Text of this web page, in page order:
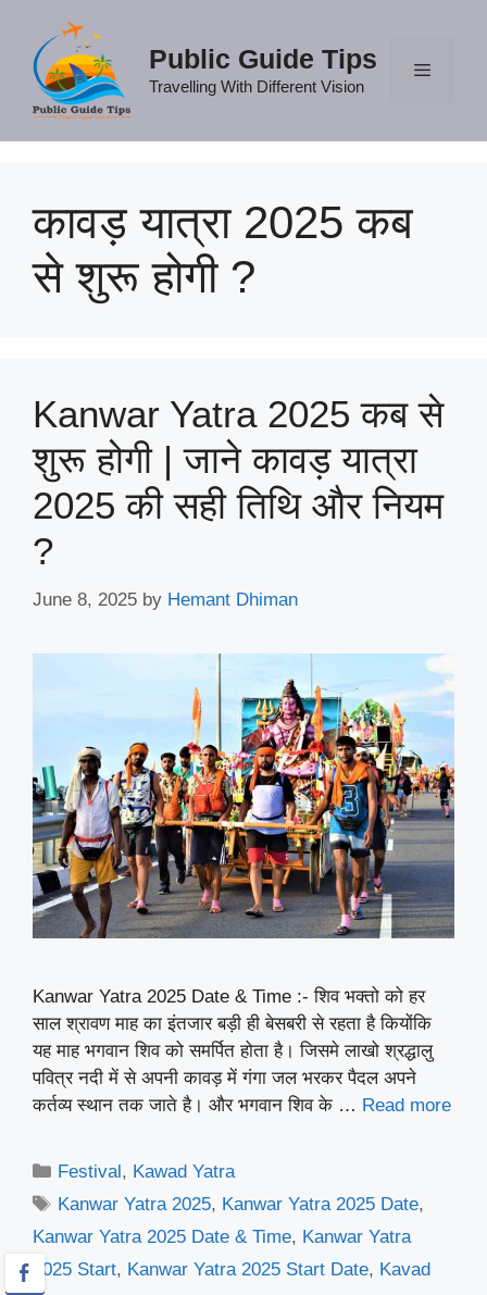
content
Public Guide Tips
Travelling With Different Vision
कावड़ यात्रा 2025 कब
से शुरू होगी ?
Kanwar Yatra 2025 कब से
शुरू होगी | जाने कावड़ यात्रा
2025 की सही तिथि और नियम
?
June 8, 2025 by Hemant Dhiman
Kanwar Yatra 2025 Date & Time :- शिव भक्तो को हर
साल श्रावण माह का इंतजार बड़ी ही बेसबरी से रहता है कियोंकि
यह माह भगवान शिव को समर्पित होता है। जिसमे लाखो श्रद्धालु
पवित्र नदी में से अपनी कावड़ में गंगा जल भरकर पैदल अपने
कर्तव्य स्थान तक जाते है। और भगवान शिव के … Read more
Categories
Festival, Kawad Yatra
Tags
Kanwar Yatra 2025, Kanwar Yatra 2025 Date,
Kanwar Yatra 2025 Date & Time, Kanwar Yatra
2025 Start, Kanwar Yatra 2025 Start Date, Kavad